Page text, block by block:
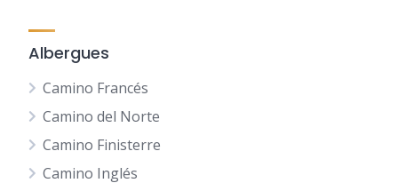
Albergues
Camino Francés
Camino del Norte
Camino Finisterre
Camino Inglés